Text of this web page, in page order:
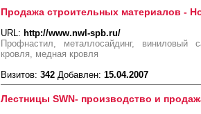
Продажа строительных материалов -
URL: http://www.nwl-spb.ru/
Профнастил, металлосайдинг, виниловый
кровля, медная кровля
Визитов: 342 Добавлен: 15.04.2007
Лестницы SWN- производство и